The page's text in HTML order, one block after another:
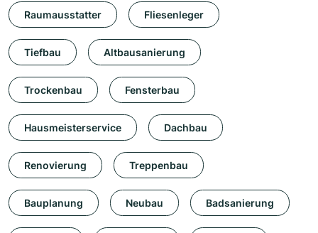
Raumausstatter Fliesenleger
Tiefbau Altbausanierung
Trockenbau Fensterbau
Hausmeisterservice Dachbau
Renovierung Treppenbau
Bauplanung Neubau Badsanierung